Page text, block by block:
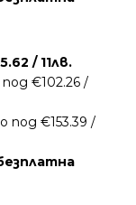
/ 11лв.
€102.26 /
под €153.39 /